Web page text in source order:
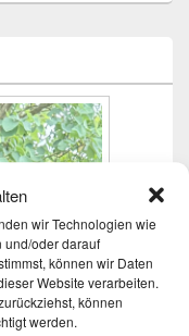
wir Technologien wie
und/oder darauf
können wir Daten
Website verarbeiten.
können
werden.